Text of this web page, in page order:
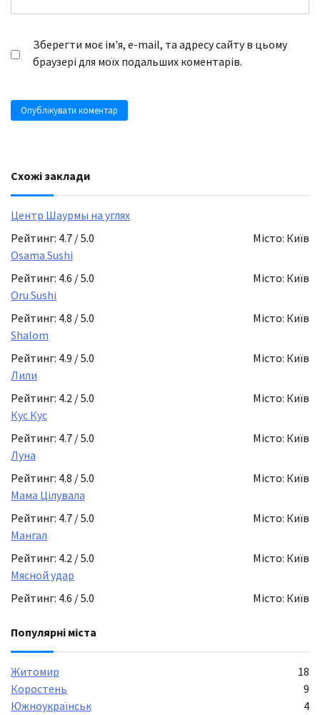
Зберегти моє ім'я, e-mail, та адресу сайту в цьому
браузері для моїх подальших коментарів.
Схожі заклади
Центр Шаурмы на углях
Рейтинг: 4.7 / 5.0
Місто: Київ
Osama Sushi
Рейтинг: 4.6 / 5.0
Місто: Київ
Oru Sushi
Рейтинг: 4.8 / 5.0
Місто: Київ
Shalom
Рейтинг: 4.9 / 5.0
Місто: Київ
Лили
Рейтинг: 4.2 / 5.0
Місто: Київ
Кус Кус
Рейтинг: 4.7 / 5.0
Місто: Київ
Луна
Рейтинг: 4.8 / 5.0
Місто: Київ
Мама Цілувала
Рейтинг: 4.7 / 5.0
Місто: Київ
Мангал
Рейтинг: 4.2 / 5.0
Місто: Київ
Мясной удар
Рейтинг: 4.6 / 5.0
Місто: Київ
Популярні міста
Житомир
18
Коростень
9
Южноукраїнськ
4